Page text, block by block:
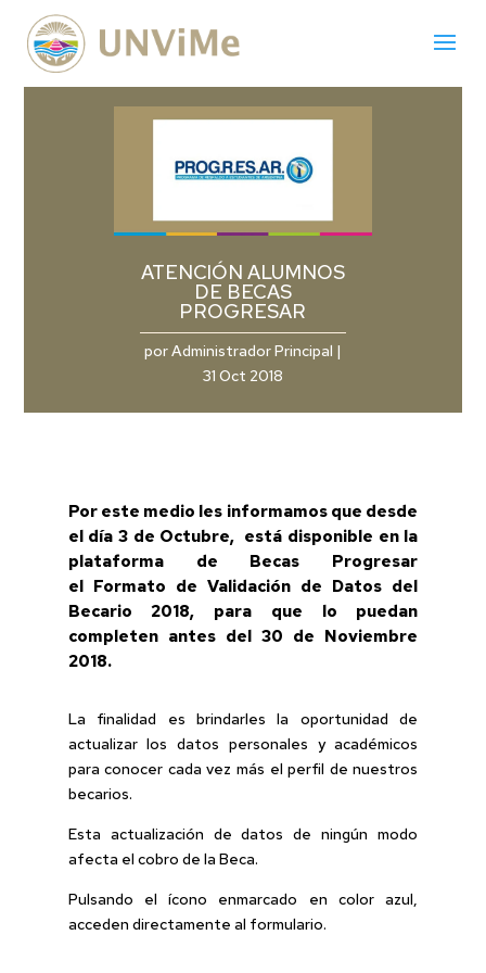
ATENCIÓN ALUMNOS
DE BECAS
PROGRESAR
porAdministrador Principal |
31 Oct 2018
Por este medio les informamos que desde
el día 3 de Octubre, está disponible en la
plataforma de Becas Progresar
el Formato de Validación de Datos del
Becario 2018, para que lo puedan
completen antes del30 de Noviembre
2018.
La finalidad es brindarles la oportunidad de
actualizar los datos personales y académicos
para conocer cada vez más el perfil de nuestros
becarios.
Esta actualización de datos de ningún modo
afecta el cobro de la Beca.
Pulsando el ícono enmarcado en color azul,
acceden directamente al formulario.